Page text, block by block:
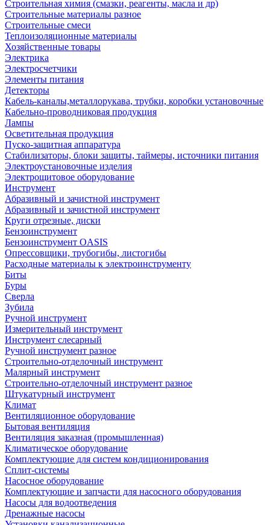
Строительная химия (смазки, реагенты, масла и др)
Строительные материалы разное
Строительные смеси
Теплоизоляционные материалы
Хозяйственные товары
Электрика
Электросчетчики
Элементы питания
Детекторы
Кабель-каналы,металлорукава, трубки, коробки установочные
Кабельно-проводниковая продукция
Лампы
Осветительная продукция
Пуско-защитная аппаратура
Стабилизаторы, блоки защиты, таймеры, источники питания
Электроустановочные изделия
Электрощитовое оборудование
Инструмент
Абразивный и зачистной инструмент
Абразивный и зачистной инструмент
Круги отрезные, диски
Бензоинструмент
Бензоинструмент OASIS
Опрессовщики, трубогибы, листогибы
Расходные материалы к электроинструменту
Биты
Буры
Сверла
Зубила
Ручной инструмент
Измерительный инструмент
Инструмент слесарный
Ручной инструмент разное
Строительно-отделочный инструмент
Малярный инструмент
Строительно-отделочный инструмент разное
Штукатурный инструмент
Климат
Вентиляционное оборудование
Бытовая вентиляция
Вентиляция заказная (промышленная)
Климатическое оборудование
Комплектующие для систем кондиционирования
Сплит-системы
Насосное оборудование
Комплектующие и запчасти для насосного оборудования
Насосы для водоотведения
Дренажные насосы